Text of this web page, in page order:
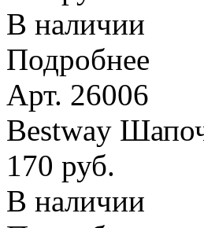
В наличии
Подробнее
Арт. 26006
Bestway
170 руб.
В наличии